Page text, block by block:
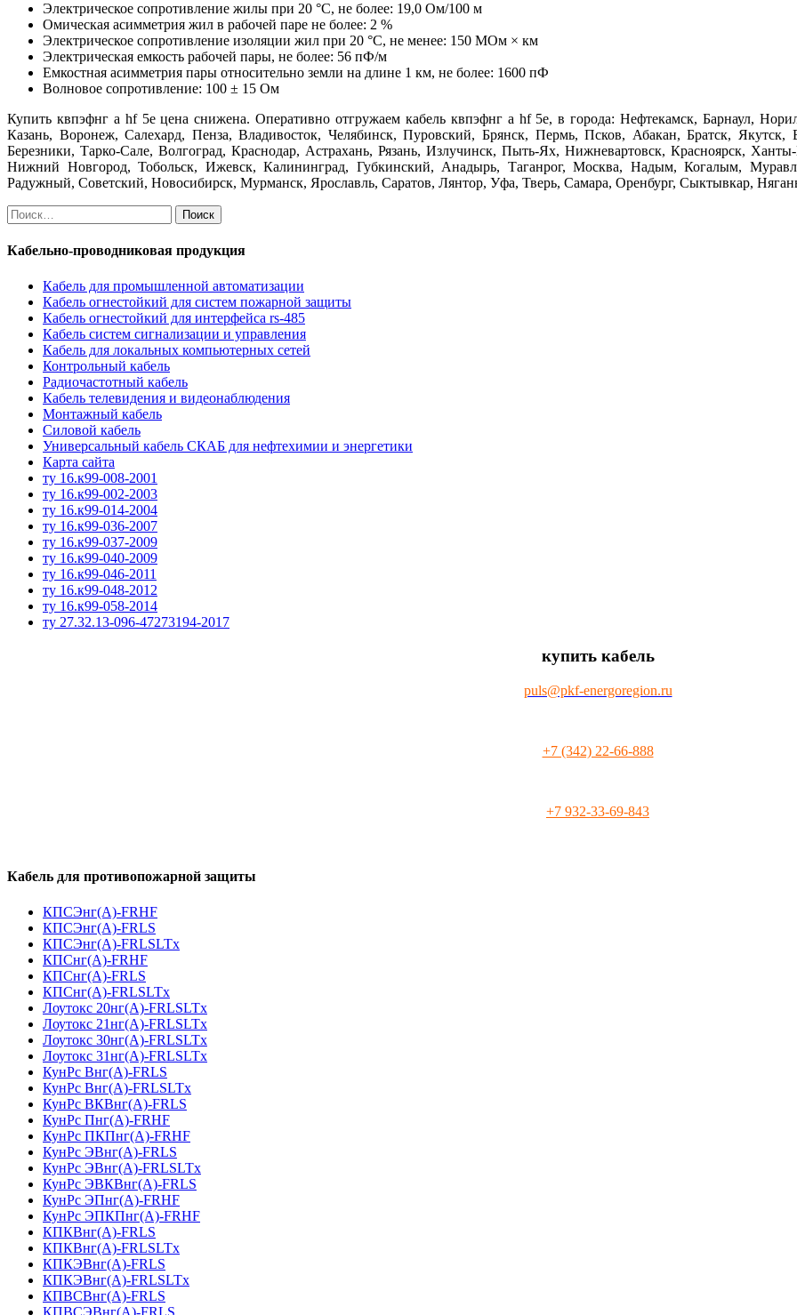
Электрическое сопротивление жилы при 20 °C, не более: 19,0 Ом/100 м
Омическая асимметрия жил в рабочей паре не более: 2 %
Электрическое сопротивление изоляции жил при 20 °C, не менее: 150 МОм × км
Электрическая емкость рабочей пары, не более: 56 пФ/м
Емкостная асимметрия пары относительно земли на длине 1 км, не более: 1600 пФ
Волновое сопротивление: 100 ± 15 Ом
Купить квпэфнг а hf 5е цена снижена. Оперативно отгружаем кабель квпэфнг а hf 5е, в города: Нефтекамск, Барнаул,
Казань, Воронеж, Салехард, Пенза, Владивосток, Челябинск, Пуровский, Брянск, Пермь, Псков, Абакан, Братск,
Березники, Тарко-Сале, Волгоград, Краснодар, Астрахань, Рязань, Излучинск, Пыть-Ях, Нижневартовск, Красноярск,
Нижний Новгород, Тобольск, Ижевск, Калининград, Губкинский, Анадырь, Таганрог, Москва, Надым, Когалым,
Радужный, Советский, Новосибирск, Мурманск, Ярославль, Саратов, Лянтор, Уфа, Тверь, Самара, Оренбург, Сыктывкар,
Найти:
Кабельно-проводниковая продукция
Кабель для промышленной автоматизации
Кабель огнестойкий для систем пожарной защиты
Кабель огнестойкий для интерфейса rs-485
Кабель систем сигнализации и управления
Кабель для локальных компьютерных сетей
Контрольный кабель
Радиочастотный кабель
Кабель телевидения и видеонаблюдения
Монтажный кабель
Силовой кабель
Универсальный кабель СКАБ для нефтехимии и энергетики
Карта сайта
ту 16.к99-008-2001
ту 16.к99-002-2003
ту 16.к99-014-2004
ту 16.к99-036-2007
ту 16.к99-037-2009
ту 16.к99-040-2009
ту 16.к99-046-2011
ту 16.к99-048-2012
ту 16.к99-058-2014
ту 27.32.13-096-47273194-2017
купить кабель
puls@pkf-energoregion.ru
+7 (342) 22-66-888
+7 932-33-69-843
Кабель для противопожарной защиты
КПСЭнг(А)-FRHF
КПСЭнг(А)-FRLS
КПСЭнг(А)-FRLSLTx
КПСнг(А)-FRHF
КПСнг(А)-FRLS
КПСнг(А)-FRLSLTx
Лоутокс 20нг(А)-FRLSLTx
Лоутокс 21нг(А)-FRLSLTx
Лоутокс 30нг(А)-FRLSLTx
Лоутокс 31нг(А)-FRLSLTx
КунРс Внг(А)-FRLS
КунРс Внг(А)-FRLSLTx
КунРс ВКВнг(А)-FRLS
КунРс Пнг(А)-FRHF
КунРс ПКПнг(А)-FRHF
КунРс ЭВнг(А)-FRLS
КунРс ЭВнг(А)-FRLSLTx
КунРс ЭВКВнг(А)-FRLS
КунРс ЭПнг(А)-FRHF
КунРс ЭПКПнг(А)-FRHF
КПКВнг(А)-FRLS
КПКВнг(А)-FRLSLTx
КПКЭВнг(А)-FRLS
КПКЭВнг(А)-FRLSLTx
КПВСВнг(А)-FRLS
КПВСЭВнг(А)-FRLS